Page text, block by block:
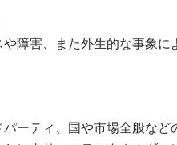
障害、また外生的な事象に
ーティ、国や市場全般など